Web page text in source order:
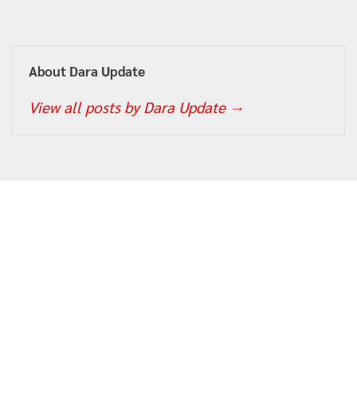
About Dara Update
View all posts by Dara Update →